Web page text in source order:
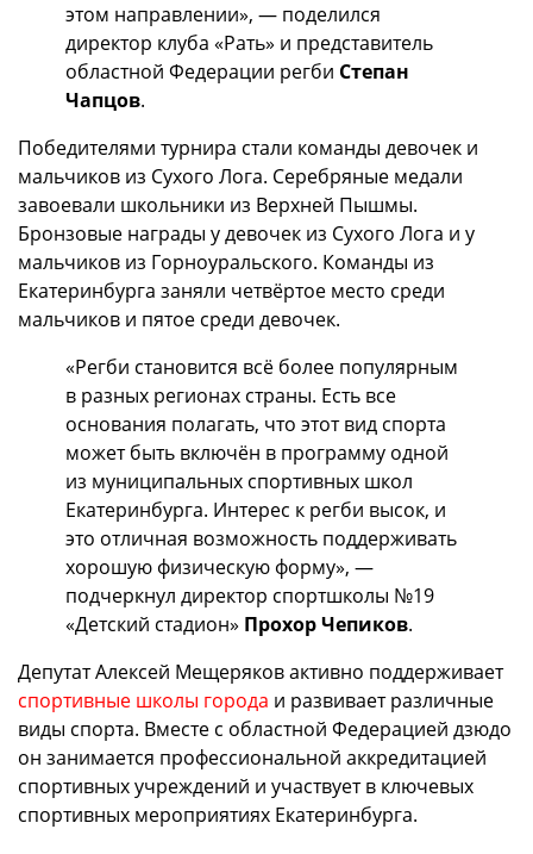
этом направлении», — поделился
директор клуба «Рать» и представитель
областной Федерации регби Степан
Чапцов.
Победителями турнира стали команды девочек и
мальчиков из Сухого Лога. Серебряные медали
завоевали школьники из Верхней Пышмы.
Бронзовые награды у девочек из Сухого Лога и у
мальчиков из Горноуральского. Команды из
Екатеринбурга заняли четвёртое место среди
мальчиков и пятое среди девочек.
«Регби становится всё более популярным
в разных регионах страны. Есть все
основания полагать, что этот вид спорта
может быть включён в программу одной
из муниципальных спортивных школ
Екатеринбурга. Интерес к регби высок, и
это отличная возможность поддерживать
хорошую физическую форму», —
подчеркнул директор спортшколы №19
«Детский стадион» Прохор Чепиков.
Депутат Алексей Мещеряков активно поддерживает
спортивные школы города и развивает различные
виды спорта. Вместе с областной Федерацией дзюдо
он занимается профессиональной аккредитацией
спортивных учреждений и участвует в ключевых
спортивных мероприятиях Екатеринбурга.